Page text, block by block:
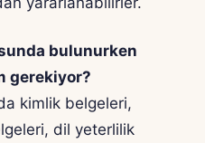
bulunurken
gerekiyor?
kimlik belgeleri,
dil yeterlilik